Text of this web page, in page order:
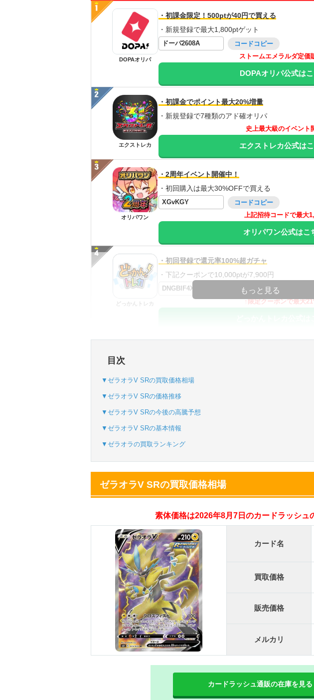
DOPAオリパ
・初課金限定！500ptが40円で買える
・新規登録で最大1,800ptゲット
ドーパ2608A
コードコピー
ストームエメラルダ定価
DOPAオリパ公式は
エクストレカ
・初課金でポイント最大20%増量
・新規登録で7種類のアド確オリパ
史上最大級のイベント
エクストレカ公式は
オリパワン
・2周年イベント開催中！
・初回購入は最大30%OFFで買える
XGvKGY
コードコピー
上記招待コードで最大
オリパワン公式はこ
どっかんトレカ
・初回登録で還元率100%超ガチャ
・下記クーポンで10,000ptが7,900円
DNGBIF4X
コードコピー
↑限定クーポンで最大
・新規登録で6種類アド確解禁
・1,000円で1,500coin買える
小口で当たりやすい穴
オリくじ
・新規限定！8種類の激熱オリパ
オリくじ公式はこち
TORAオリパ
・リリース1周年イベント開催中！
・新規登録で最大90%OFF
初回登録で4種類アド
TORAオリパ公式は
もっと見る
目次
▼ゼラオラV SRの買取価格相場
▼ゼラオラV SRの価格推移
▼ゼラオラV SRの今後の高騰予想
▼ゼラオラV SRの基本情報
▼ゼラオラの買取ランキング
ゼラオラV SRの買取価格相場
素体価格は2026年8月7日のカードラッシュ
カード名
買取価格
販売価格
メルカリ
カードラッシュ通販の在庫を見る